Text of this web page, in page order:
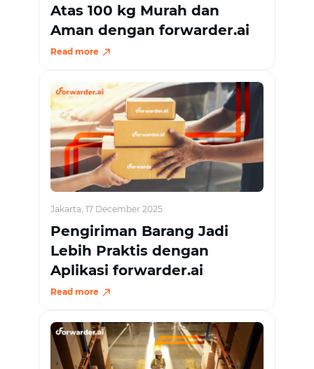
Atas 100 kg Murah dan
Aman dengan forwarder.ai
Read more
Jakarta, 17 December 2025
Pengiriman Barang Jadi
Lebih Praktis dengan
Aplikasi forwarder.ai
Read more